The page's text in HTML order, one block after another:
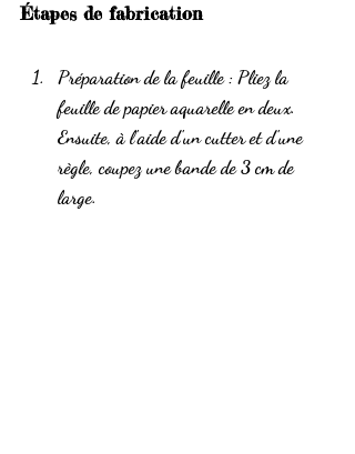
Étapes de fabrication
Préparation de la feuille : Pliez la
feuille de papier aquarelle en deux.
Ensuite, à l'aide d'un cutter et d'une
règle, coupez une bande de 3 cm de
large.